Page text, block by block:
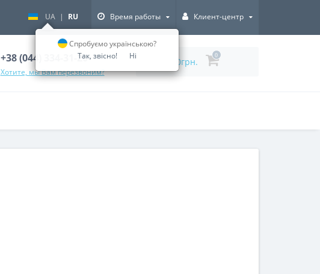
UA | RU Время работы Клиент-центр
+38 (044) 334-31-20
Хотите, мы Вам перезвоним?
0грн.
0
Спробуємо українською?
Так, звісно!
Ні